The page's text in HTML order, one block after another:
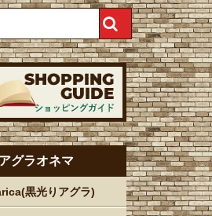
アグラオネマ
黒光りアグラ)